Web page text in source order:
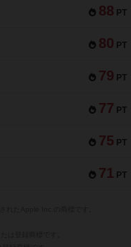
88 PT
80 PT
79 PT
77 PT
75 PT
71 PT